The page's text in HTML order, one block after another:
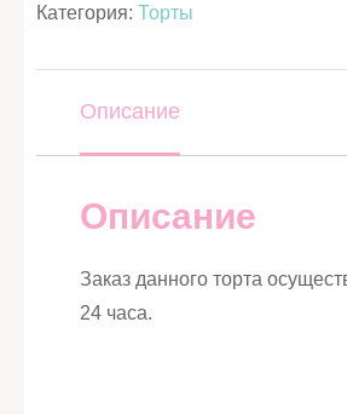
Категория: Торты
Описание
Описание
Заказ данного торта
24 часа.